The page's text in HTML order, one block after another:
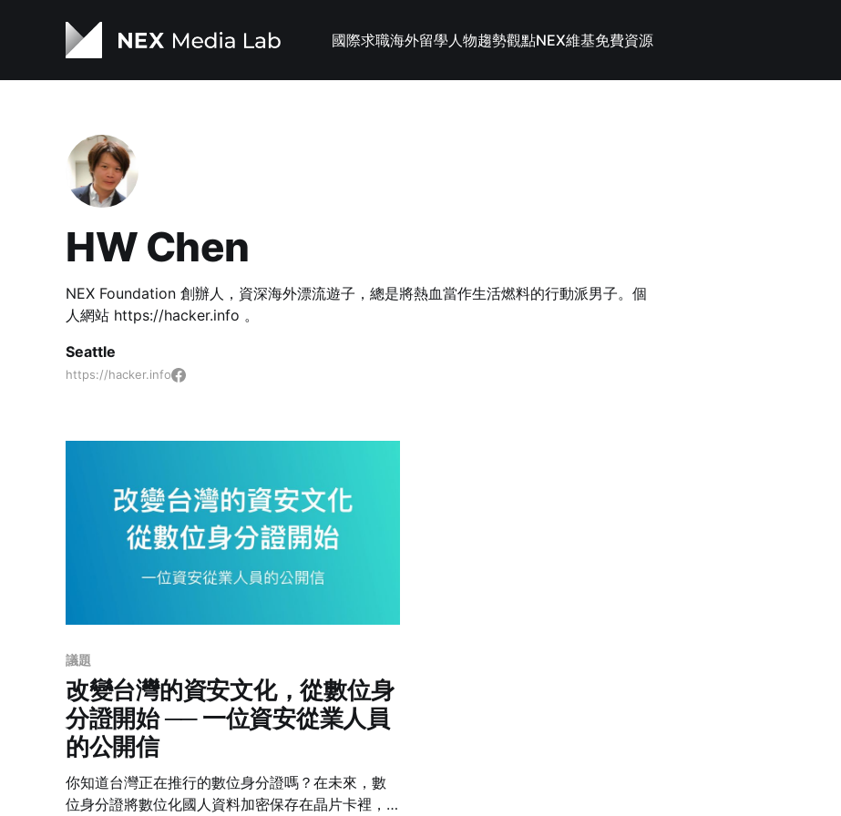
國際求職海外留學人物趨勢觀點NEX維基免費資源
HW Chen
NEX Foundation 創辦人，資深海外漂流遊子，總是將熱血當作生活燃料的行動派男子。個
人網站 https://hacker.info 。
Seattle
https://hacker.info
議題
改變台灣的資安文化，從數位身
分證開始 ── 一位資安從業人員
的公開信
你知道台灣正在推行的數位身分證嗎？在未來，數
位身分證將數位化國人資料加密保存在晶片卡裡，